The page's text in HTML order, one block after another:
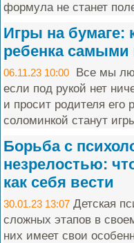
формула не станет
Игры на бумаге:
ребенка
06.11.23 10:00 Все мы
если под рукой нет
и просит родителя его
соломинкой станут
Борьба с
незрелостью:
как себя вести
30.01.23 13:07 Детская
сложных этапов в
них имеет свои